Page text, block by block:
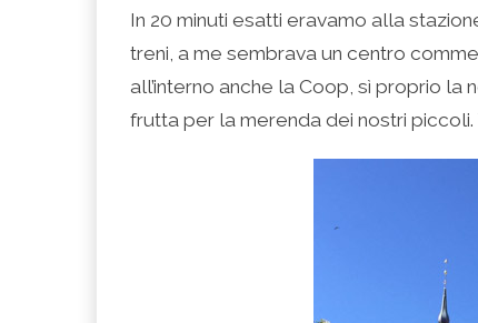
In 20 minuti esatti eravamo alla
treni, a me sembrava un centro
all’interno anche la Coop, sì proprio
frutta per la merenda dei nostri piccoli.